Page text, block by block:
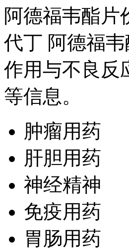
阿德福韦酯片
代丁 阿德福
作用与不良反
等信息。
肿瘤用药
肝胆用药
神经精神
免疫用药
胃肠用药